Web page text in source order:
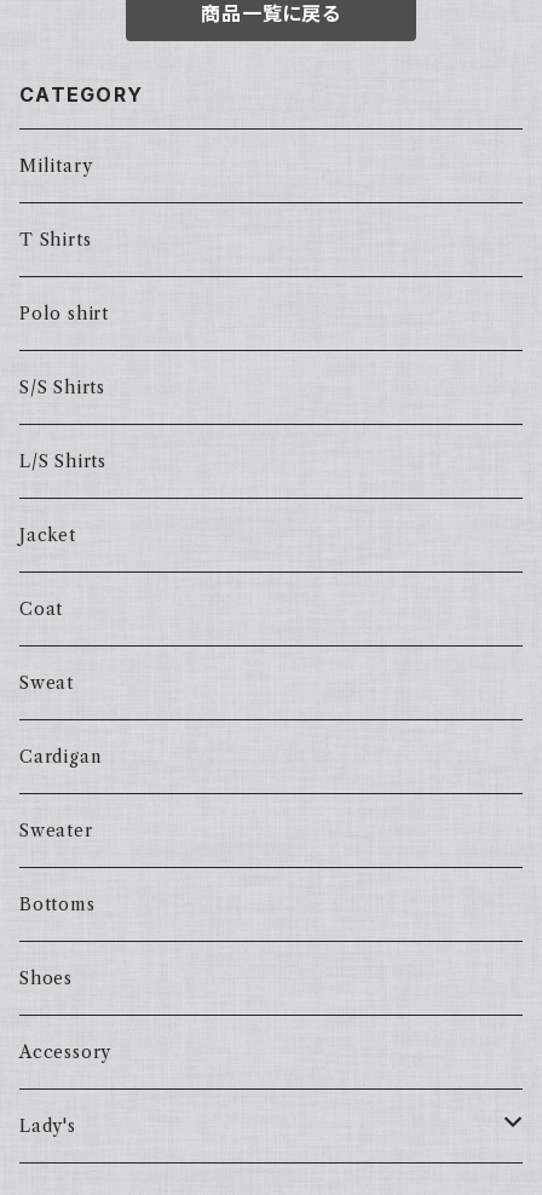
商品一覧に戻る
CATEGORY
Military
T Shirts
Polo shirt
S/S Shirts
L/S Shirts
Jacket
Coat
Sweat
Cardigan
Sweater
Bottoms
Shoes
Accessory
Lady's